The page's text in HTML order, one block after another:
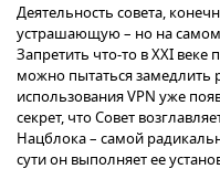
Деятельность совета,
устрашающую – но на самом
Запретить что-то в XXI
можно пытаться замедлить
использования VPN уже
секрет, что Совет
Нацблока – самой
сути он выполняет ее